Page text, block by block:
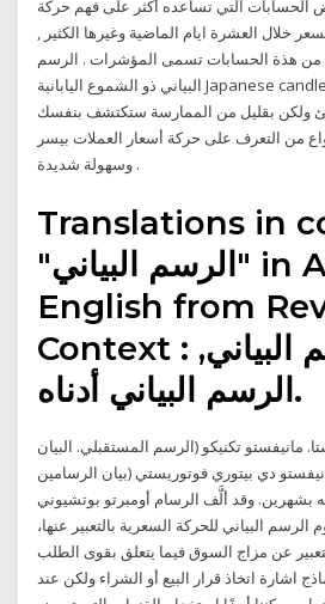
الحسابات التي تساعده أكثر على فهم حركة
خلال العشرة ايام الماضية وغيرها الكثير ,
هذة الحسابات تسمى المؤشرات . الرسم
البياني ذو الشموع اليابانية Japanese candle stick chart قد تبدو لك
ولكن بقليل من الممارسة ستكتشف بنفسك
من التعرف على حركة أسعار العملات بيسر
وسهولة شديدة .
Translations in
"الرسم البياني" in Arabic-
English from
Context : ويبين الرسم البياني,
الرسم البياني أدناه.
مانيفستو تكنيكو (الرسم المستقبلي. البيان
دي بيتوري فوتوريستي (بيان الرسامين
بشهرين. وقد ألَّف الرسام أومبرتو بوتشيوني
البياني للحركة السعرية بالتعبير عنها،
عن مزاج السوق فيما يتعلق بقوى الطلب
اشارة اتخاذ قرار البيع أو الشراء ولكن عند